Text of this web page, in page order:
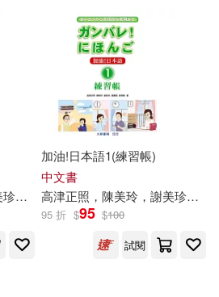
珍，黃麗雪，施秀青
加油!日本語1(練習帳)
中文書
高津正照，陳美玲， 謝美珍，黃
95 折 $95 $100
試閱